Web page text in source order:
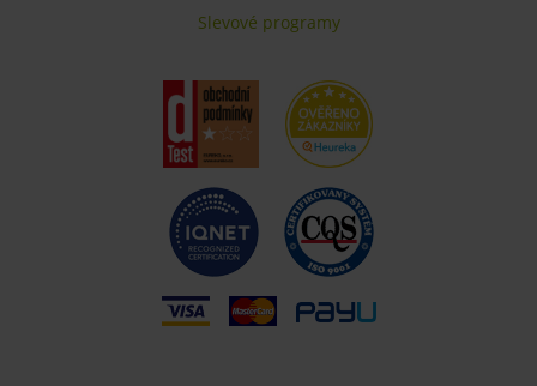
Slevové programy